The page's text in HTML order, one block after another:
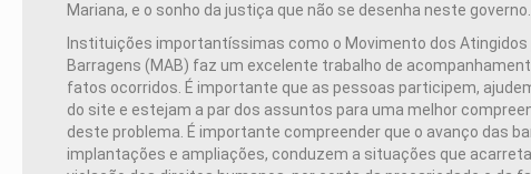
Mariana, e o sonho da justiça que não se desenha neste governo.
Instituições importantíssimas como o Movimento dos Atingidos
Barragens (MAB) faz um excelente trabalho de
fatos ocorridos. É importante que as pessoas participem,
do site e estejam a par dos assuntos para uma melhor
deste problema. É importante compreender que o avanço das
implantações e ampliações, conduzem a situações que